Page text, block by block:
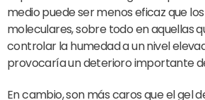
medio puede ser menos eficaz que
moleculares, sobre todo en aquellas
controlar la humedad a un nivel
provocaría un deterioro importante
En cambio, son más caros que el gel